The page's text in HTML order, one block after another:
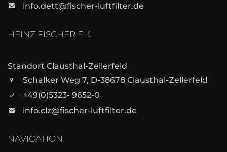
info.dett@fischer-luftfilter.de
HEINZ FISCHER E.K.
Standort Clausthal-Zellerfeld
Schalker Weg 7, D-38678 Clausthal-Zellerfeld
+49(0)5323- 9652-0
info.clz@fischer-luftfilter.de
NAVIGATION